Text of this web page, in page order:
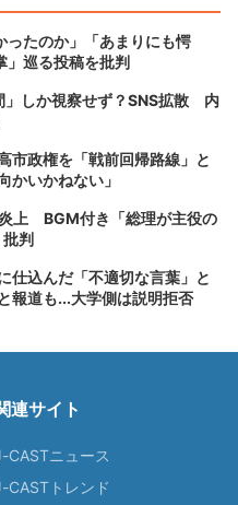
ったのか」「あまりにも愕
巡る投稿を批判
」しか視察せず？SNS拡散 内
市政権を「戦前回帰路線」と
いかねない」
上 BGM付き「総理が主役の
判
仕込んだ「不適切な言葉」と
報道も...大学側は説明拒否
連サイト
CASTニュース
CASTトレンド